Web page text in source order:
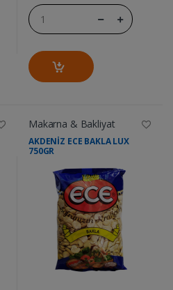
Makarna & Bakliyat
AKDENİZ ECE BAKLA LUX
750GR